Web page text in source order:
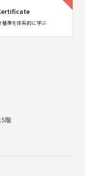
基準を体系的に学ぶ
階